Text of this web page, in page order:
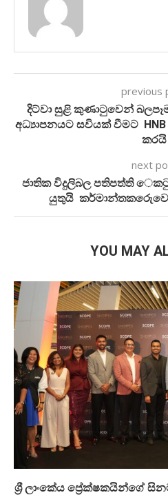
previous
දිට්වා සුළි කුණාටුවෙන්
අධ්‍යාපනයට සවියක් වීමට HNB
කරයි
next
ජාතික විදුලිබල පතිපත්ති
යුතුයි
YOU MAY
ශ්‍රී ලාංකේය ප්‍රේක්ෂකයින්ගේ